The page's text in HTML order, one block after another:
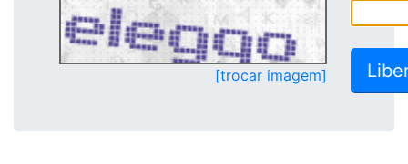
[trocar imagem]